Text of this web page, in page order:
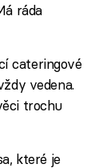
ráda
cateringové
vedena.
trochu
které je